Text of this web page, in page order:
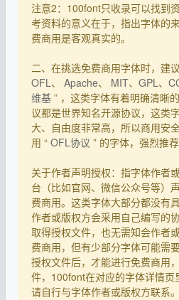
注意2：100font只收录可以找到
考资料的意义在于，指出字体的
费商用是客观真实的。
二、在挑选免费商用字体时，建
OFL、 Apache、 MIT、 GPL、
维基 ” ，这类字体有着明确清晰
议都是世界知名开源协议，这类
大、自由度非常高，所以商用安
用 “ OFL协议 ” 的字体，强烈推荐
关于作者声明授权：指字体作者
台（比如官网、微信公众号等）
费商用。这类字体大部分都没有
作者或版权方会采用自己编写的
取得授权文件，也无需知会作者
费商用，但有少部分字体可能需
授权文件后，才能进行免费商用
件，100font在对应的字体详情页
请自行与字体作者或版权方联系。